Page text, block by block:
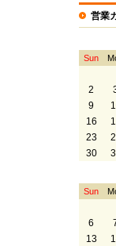
営業
Sun
2
9
16
23
30
Sun
6
13